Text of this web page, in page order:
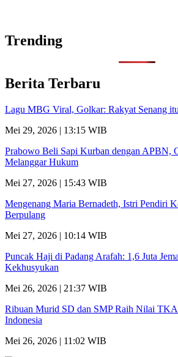
Trending
Berita Terbaru
Lagu MBG Viral, Golkar: Rakyat Senang
Mei 29, 2026 | 13:15 WIB
Prabowo Beli Sapi Kurban dengan APBN,
Melanggar Hukum
Mei 27, 2026 | 15:43 WIB
Mengenang Maria Bernadeth, Istri Pendiri
Berpulang
Mei 27, 2026 | 10:14 WIB
Puncak Haji di Padang Arafah: 1,6 Juta
Kekhusyukan
Mei 26, 2026 | 21:37 WIB
Ribuan Murid SD dan SMP Raih Nilai TKA
Indonesia
Mei 26, 2026 | 11:02 WIB